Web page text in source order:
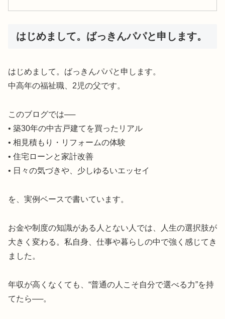
はじめまして。ばっきんパパと申します。
はじめまして。ばっきんパパと申します。
中高年の福祉職、2児の父です。
このブログでは──
• 築30年の中古戸建てを買ったリアル
• 相見積もり・リフォームの体験
• 住宅ローンと家計改善
• 日々の気づきや、少しゆるいエッセイ
を、実例ベースで書いています。
お金や制度の知識がある人とない人では、人生の選択肢が
大きく変わる。私自身、仕事や暮らしの中で強く感じてき
ました。
年収が高くなくても、“普通の人こそ自分で選べる力”を持
てたら──。